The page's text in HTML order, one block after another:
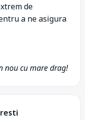
de
a ne asigura
nou cu mare drag!